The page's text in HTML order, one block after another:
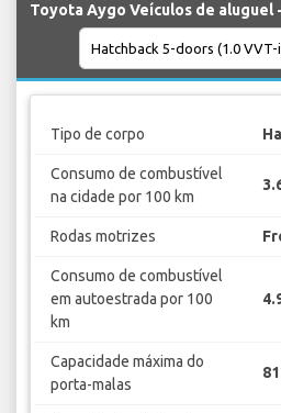
Toyota Aygo Veículos de aluguel
Tipo de corpo
Consumo de combustível
na cidade por 100 km
Rodas motrizes
Consumo de combustível
em autoestrada por 100
km
Capacidade máxima do
porta-malas